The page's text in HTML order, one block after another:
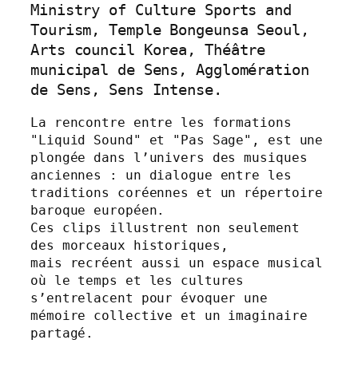
Ministry of Culture Sports and
Tourism, Temple Bongeunsa Seoul,
Arts council Korea, Théâtre
municipal de Sens, Agglomération
de Sens, Sens Intense.
La rencontre entre les formations
"Liquid Sound" et "Pas Sage", est une
plongée dans l’univers des musiques
anciennes : un dialogue entre les
traditions coréennes et un répertoire
baroque européen.
Ces clips illustrent non seulement
des morceaux historiques,
mais recréent aussi un espace musical
où le temps et les cultures
s’entrelacent pour évoquer une
mémoire collective et un imaginaire
partagé.